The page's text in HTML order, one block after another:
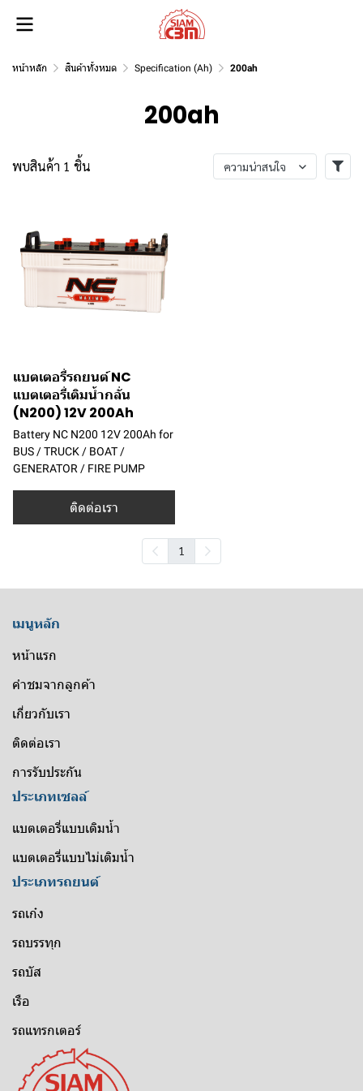
หน้าหลัก สินค้าทั้งหมด Specification (Ah) 200ah
200ah
พบสินค้า 1 ชิ้น ความน่าสนใจ
แบตเตอรี่รถยนต์ NC
แบตเตอรี่เติมน้ำกลั่น
(N200) 12V 200Ah
Battery NC N200 12V 200Ah for
BUS / TRUCK / BOAT /
GENERATOR / FIRE PUMP
ติดต่อเรา
1
เมนูหลัก
หน้าแรก
คำชมจากลูกค้า
เกี่ยวกับเรา
ติดต่อเรา
การรับประกัน
ประเภทเซลล์
แบตเตอรี่แบบเติมน้ำ
แบตเตอรี่แบบไม่เติมน้ำ
ประเภทรถยนต์
รถเก๋ง
รถบรรทุก
รถบัส
เรือ
รถแทรกเตอร์